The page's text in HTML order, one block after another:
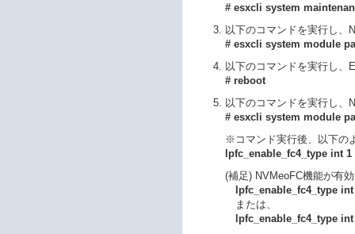
# esxcli system
以下のコマンドを実行し、
# esxcli system module
以下のコマンドを実行し、
# reboot
以下のコマンドを実行し、
# esxcli system module
※コマンド実行後、以下の
lpfc_enable_fc4_type int
(補足) NVMeoFC機能が有
lpfc_enable_fc4_type
または、
lpfc_enable_fc4_type